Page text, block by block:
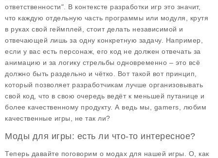
ответственности". В контексте разработки игр это значит,
что каждую отдельную часть программы или модуля, крутя
в руках свой геймплей, стоит делать независимой и
отвечающей лишь за одну конкретную задачу. Например,
если у вас есть персонаж, его код не должен отвечать за
анимацию и за логику стрельбы одновременно – это всё
должно быть раздельно и чётко. Вот такой вот принцип,
который позволяет разработчикам лучше организовывать
свой код, что в свою очередь ведёт к меньшей путанице и
более качественному продукту. А ведь мы, gamers, любим
качественные игры, не так ли?
Моды для игры: есть ли что-то интересное?
Теперь давайте поговорим о модах для нашей игры. О, как